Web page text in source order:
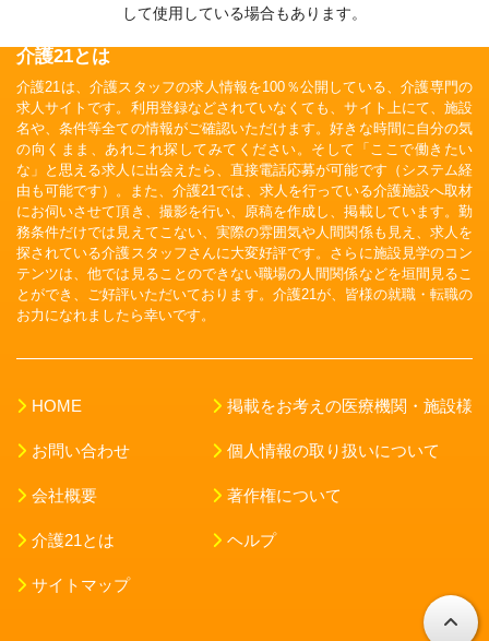
して使用している場合もあります。
介護21とは
介護21は、介護スタッフの求人情報を100％公開している、介護専門の
求人サイトです。利用登録などされていなくても、サイト上にて、施設
名や、条件等全ての情報がご確認いただけます。好きな時間に自分の気
の向くまま、あれこれ探してみてください。そして「ここで働きたい
な」と思える求人に出会えたら、直接電話応募が可能です（システム経
由も可能です）。また、介護21では、求人を行っている介護施設へ取材
にお伺いさせて頂き、撮影を行い、原稿を作成し、掲載しています。勤
務条件だけでは見えてこない、実際の雰囲気や人間関係も見え、求人を
探されている介護スタッフさんに大変好評です。さらに施設見学のコン
テンツは、他では見ることのできない職場の人間関係などを垣間見るこ
とができ、ご好評いただいております。介護21が、皆様の就職・転職の
お力になれましたら幸いです。
HOME
お問い合わせ
会社概要
介護21とは
サイトマップ
掲載をお考えの医療機関・施設様
個人情報の取り扱いについて
著作権について
ヘルプ